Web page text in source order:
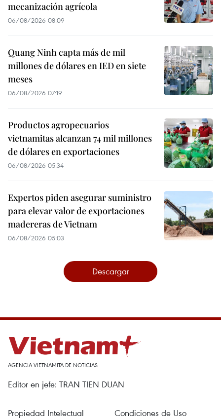
mecanización agrícola
06/08/2026 08:09
Quang Ninh capta más de mil
millones de dólares en IED en siete
meses
06/08/2026 07:19
Productos agropecuarios
vietnamitas alcanzan 74 mil millones
de dólares en exportaciones
06/08/2026 05:34
Expertos piden asegurar suministro
para elevar valor de exportaciones
madereras de Vietnam
06/08/2026 05:03
Descargar
AGENCIA VIETNAMITA DE NOTICIAS
Editor en jefe: TRAN TIEN DUAN
Propiedad Intelectual Condiciones de Uso